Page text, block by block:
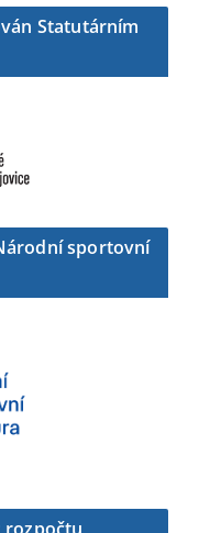
Statutárním
sportovní